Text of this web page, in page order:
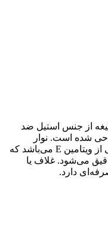
دارای ۲ تیغه‌ از جنس استیل ضد
شده است. نوار
صابونی قرار گرفته روی آن دارای منابعی از ویتامین E می‌باشد که
می‌شود. غلاف یا
دارد.